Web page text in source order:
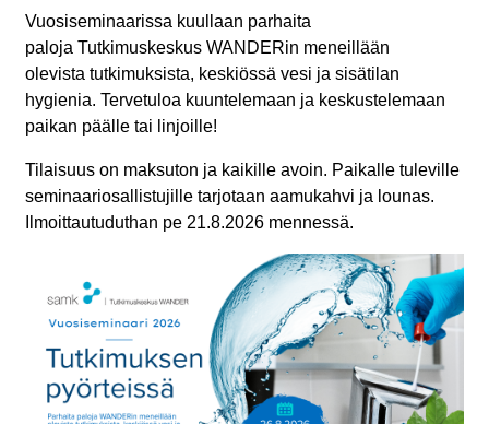
Vuosiseminaarissa kuullaan parhaita
paloja Tutkimuskeskus WANDERin meneillään
olevista tutkimuksista, keskiössä vesi ja sisätilan
hygienia. Tervetuloa kuuntelemaan ja keskustelemaan
paikan päälle tai linjoille!
Tilaisuus on maksuton ja kaikille avoin. Paikalle tuleville
seminaariosallistujille tarjotaan aamukahvi ja lounas.
Ilmoittautuduthan pe 21.8.2026 mennessä.